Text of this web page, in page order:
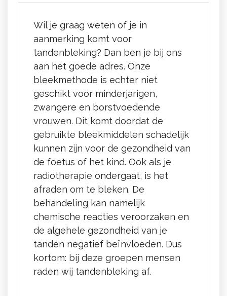
Wil je graag weten of je in
aanmerking komt voor
tandenbleking? Dan ben je bij ons
aan het goede adres. Onze
bleekmethode is echter niet
geschikt voor minderjarigen,
zwangere en borstvoedende
vrouwen. Dit komt doordat de
gebruikte bleekmiddelen schadelijk
kunnen zijn voor de gezondheid van
de foetus of het kind. Ook als je
radiotherapie ondergaat, is het
afraden om te bleken. De
behandeling kan namelijk
chemische reacties veroorzaken en
de algehele gezondheid van je
tanden negatief beïnvloeden. Dus
kortom: bij deze groepen mensen
raden wij tandenbleking af.